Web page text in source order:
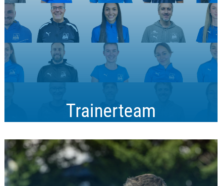
Trainerteam
Motivation, Erfahrung und Leidenschaft: Dein Trainerteam von der
U8 bis zu den Erwachsenen!